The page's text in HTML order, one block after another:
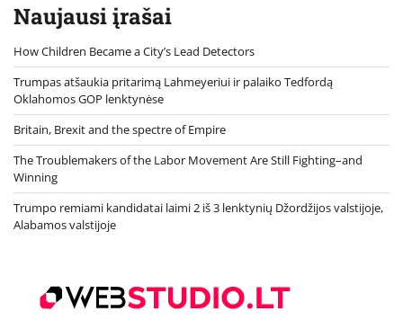
Naujausi įrašai
How Children Became a City’s Lead Detectors
Trumpas atšaukia pritarimą Lahmeyeriui ir palaiko Tedfordą
Oklahomos GOP lenktynėse
Britain, Brexit and the spectre of Empire
The Troublemakers of the Labor Movement Are Still Fighting–and
Winning
Trumpo remiami kandidatai laimi 2 iš 3 lenktynių Džordžijos valstijoje,
Alabamos valstijoje